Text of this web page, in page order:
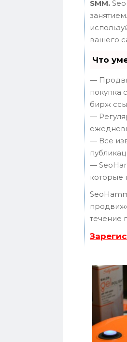
SMM.
вашего
Что
—
покупка
бирж
—
— Все
—
которые
течение